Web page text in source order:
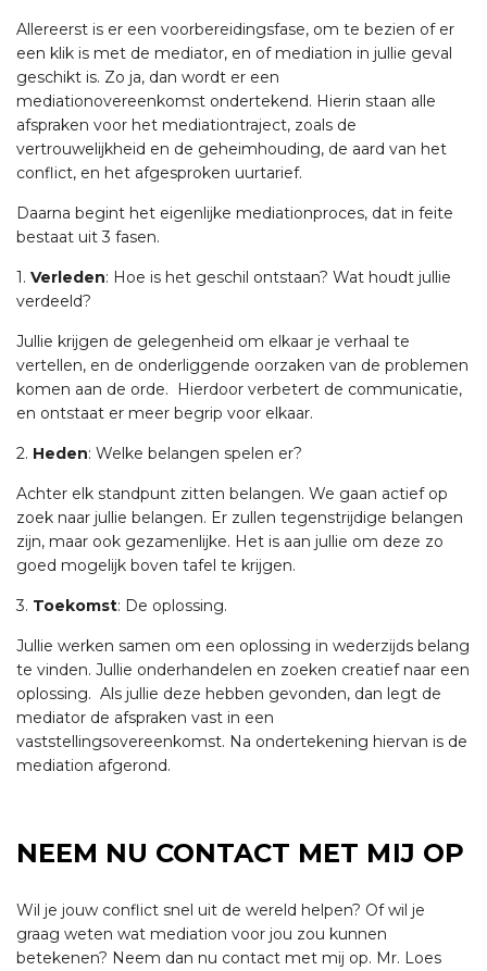
Allereerst is er een voorbereidingsfase, om te bezien of er
een klik is met de mediator, en of mediation in jullie geval
geschikt is. Zo ja, dan wordt er een
mediationovereenkomst ondertekend. Hierin staan alle
afspraken voor het mediationtraject, zoals de
vertrouwelijkheid en de geheimhouding, de aard van het
conflict, en het afgesproken uurtarief.
Daarna begint het eigenlijke mediationproces, dat in feite
bestaat uit 3 fasen.
1. Verleden: Hoe is het geschil ontstaan? Wat houdt jullie
verdeeld?
Jullie krijgen de gelegenheid om elkaar je verhaal te
vertellen, en de onderliggende oorzaken van de problemen
komen aan de orde. Hierdoor verbetert de communicatie,
en ontstaat er meer begrip voor elkaar.
2. Heden: Welke belangen spelen er?
Achter elk standpunt zitten belangen. We gaan actief op
zoek naar jullie belangen. Er zullen tegenstrijdige belangen
zijn, maar ook gezamenlijke. Het is aan jullie om deze zo
goed mogelijk boven tafel te krijgen.
3. Toekomst: De oplossing.
Jullie werken samen om een oplossing in wederzijds belang
te vinden. Jullie onderhandelen en zoeken creatief naar een
oplossing. Als jullie deze hebben gevonden, dan legt de
mediator de afspraken vast in een
vaststellingsovereenkomst. Na ondertekening hiervan is de
mediation afgerond.
NEEM NU CONTACT MET MIJ OP
Wil je jouw conflict snel uit de wereld helpen? Of wil je
graag weten wat mediation voor jou zou kunnen
betekenen? Neem dan nu contact met mij op. Mr. Loes